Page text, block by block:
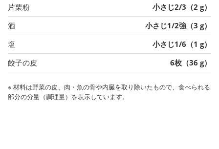
片栗粉
小さじ2/3（2 g）
酒
小さじ1/2強（3 g）
塩
小さじ1/6（1 g）
餃子の皮
6枚（36 g）
※ 材料は野菜の皮、肉・魚の骨や内臓を取り除いたもので、食べられる
部分の分量（調理量）を表示しています。